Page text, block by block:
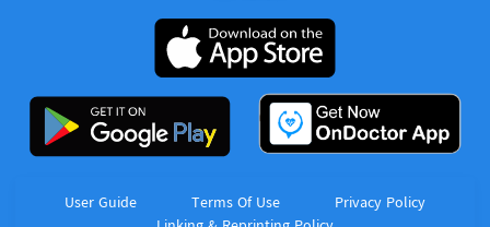
User Guide Terms Of Use
Privacy Policy